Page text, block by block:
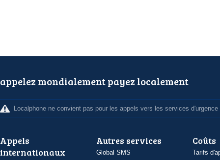
appelez mondialement payez localement
Localphone ne convient pas pour les appels vers les services d'urgence
Appels
internationaux
Autres services
Global SMS
Coûts
Tarifs